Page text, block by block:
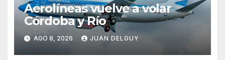
Aerolíneas vuelve a volar
Córdoba y Río
AGO 8, 2026 JUAN DELGUY